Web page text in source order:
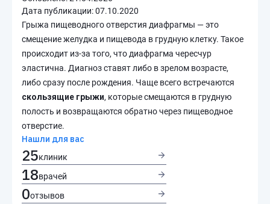
Дата публикации:07.10.2020
Грыжа пищеводного отверстия диафрагмы — это
смещение желудка и пищевода в грудную клетку. Такое
происходит из-за того, что диафрагма чересчур
эластична. Диагноз ставят либо в зрелом возрасте,
либо сразу после рождения. Чаще всего встречаются
скользящие грыжи, которые смещаются в грудную
полость и возвращаются обратно через пищеводное
отверстие.
Нашли для вас
25клиник
18врачей
0отзывов